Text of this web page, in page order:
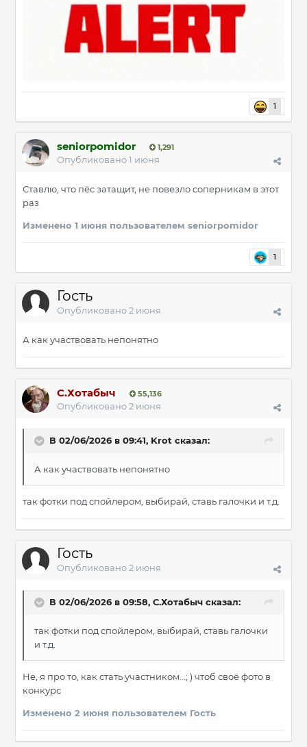
1
seniorpomidor 1,291
Опубликовано1 июня
Ставлю, что пёс затащит, не повезло соперникам в этот
раз
Изменено 1 июня пользователем seniorpomidor
1
Гость
Опубликовано2 июня
А как участвовать непонятно
С.Хотабыч 55,136
Опубликовано2 июня
В 02/06/2026 в 09:41, Krot сказал:
А как участвовать непонятно
так фотки под спойлером, выбирай, ставь галочки и т.д.
Гость
Опубликовано2 июня
В 02/06/2026 в 09:58, С.Хотабыч сказал:
так фотки под спойлером, выбирай, ставь галочки
и т.д.
Не, я про то, как стать участником...; ) чтоб своё фото в
конкурс
Изменено 2 июня пользователем Гость